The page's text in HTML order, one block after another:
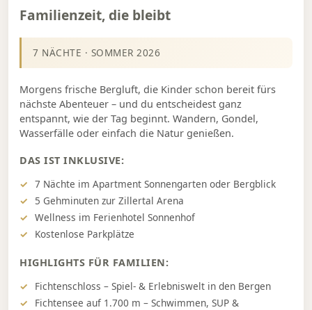
Familienzeit, die bleibt
7 NÄCHTE · SOMMER 2026
Morgens frische Bergluft, die Kinder schon bereit fürs
nächste Abenteuer – und du entscheidest ganz
entspannt, wie der Tag beginnt. Wandern, Gondel,
Wasserfälle oder einfach die Natur genießen.
DAS IST INKLUSIVE:
7 Nächte im Apartment Sonnengarten oder Bergblick
5 Gehminuten zur Zillertal Arena
Wellness im Ferienhotel Sonnenhof
Kostenlose Parkplätze
HIGHLIGHTS FÜR FAMILIEN:
Fichtenschloss – Spiel- & Erlebniswelt in den Bergen
Fichtensee auf 1.700 m – Schwimmen, SUP &